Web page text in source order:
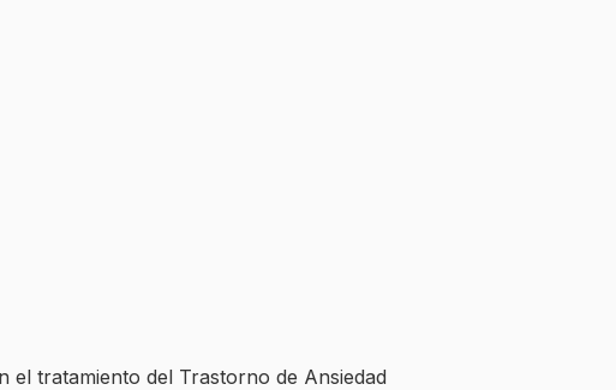
el tratamiento del Trastorno de Ansiedad